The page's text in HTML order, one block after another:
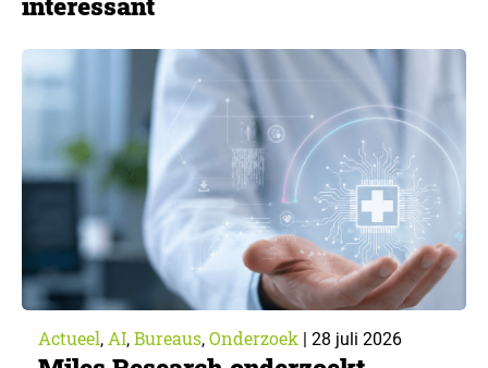
Actueel, AI, Bureaus, Onderzoek | 28 juli 2026